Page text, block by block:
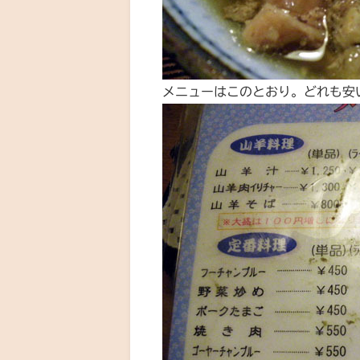
メニューはこのとおり。どれも安